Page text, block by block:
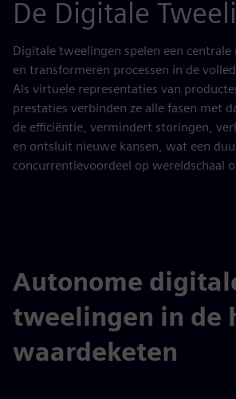
De Digitale
Digitale tweelingen spelen een
en transformeren processen in de
Als virtuele representaties van
prestaties verbinden ze alle fasen met
de efficiëntie, vermindert storingen,
en ontsluit nieuwe kansen, wat een
concurrentievoordeel op wereldschaal
Autonome
tweelingen in de
waardeketen